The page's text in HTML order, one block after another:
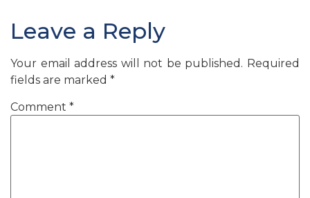
Leave a Reply
Your email address will not be published. Required
fields are marked *
Comment *